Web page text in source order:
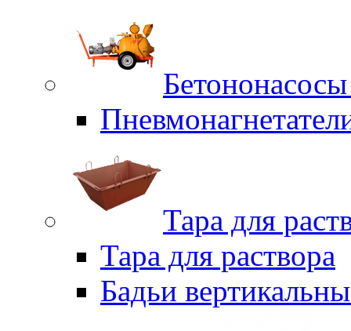
Тара для
Тара для раствора
Бадьи